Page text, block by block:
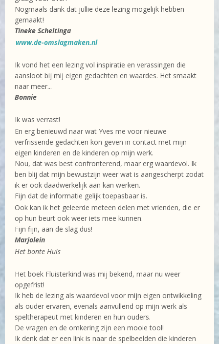
Nogmaals dank dat jullie deze lezing mogelijk hebben
gemaakt!
Tineke Scheltinga
www.de-omslagmaken.nl
Ik vond het een lezing vol inspiratie en verassingen die
aansloot bij mij eigen gedachten en waardes. Het smaakt
naar meer...
Bonnie
Ik was verrast!
En erg benieuwd naar wat Yves me voor nieuwe
verfrissende gedachten kon geven in contact met mijn
eigen kinderen en de kinderen op mijn werk.
Nou, dat was best confronterend, maar erg waardevol. Ik
ben blij dat mijn bewustzijn weer wat is aangescherpt zodat
ik er ook daadwerkelijk aan kan werken.
Fijn dat de informatie gelijk toepasbaar is.
Ook kan ik het geleerde meteen delen met vrienden, die er
op hun beurt ook weer iets mee kunnen.
Fijn fijn, aan de slag dus!
Marjolein
Het bonte Huis
Het boek Fluisterkind was mij bekend, maar nu weer
opgefrist!
Ik heb de lezing als waardevol voor mijn eigen ontwikkeling
als ouder ervaren, evenals aanvullend op mijn werk als
speltherapeut met kinderen en hun ouders.
De vragen en de omkering zijn een mooie tool!
Ik denk dat er een link is naar de spelbeelden die kinderen